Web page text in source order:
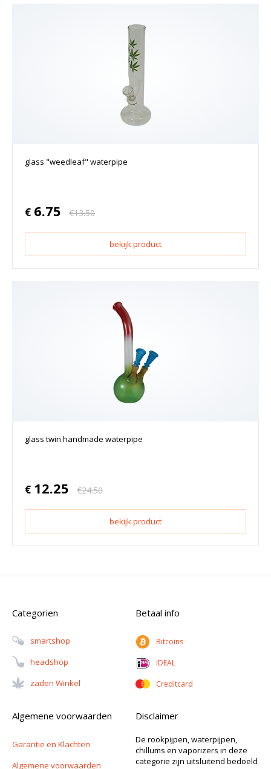
glass "weedleaf" waterpipe
€ 6.75 €13.50
bekijk product
glass twin handmade waterpipe
€ 12.25 €24.50
bekijk product
Categorien
Smartshop
Headshop
Zaden Winkel
Betaal info
Bitcoins
iDEAL
Creditcard
Algemene voorwaarden
Garantie en Klachten
Algemene voorwaarden
Disclaimer
De rookpijpen, waterpijpen,
chillums en vaporizers in deze
categorie zijn uitsluitend bedoeld